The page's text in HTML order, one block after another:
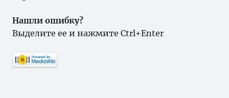
Нашли ошибку?
Выделите ее и нажмите Ctrl+Enter